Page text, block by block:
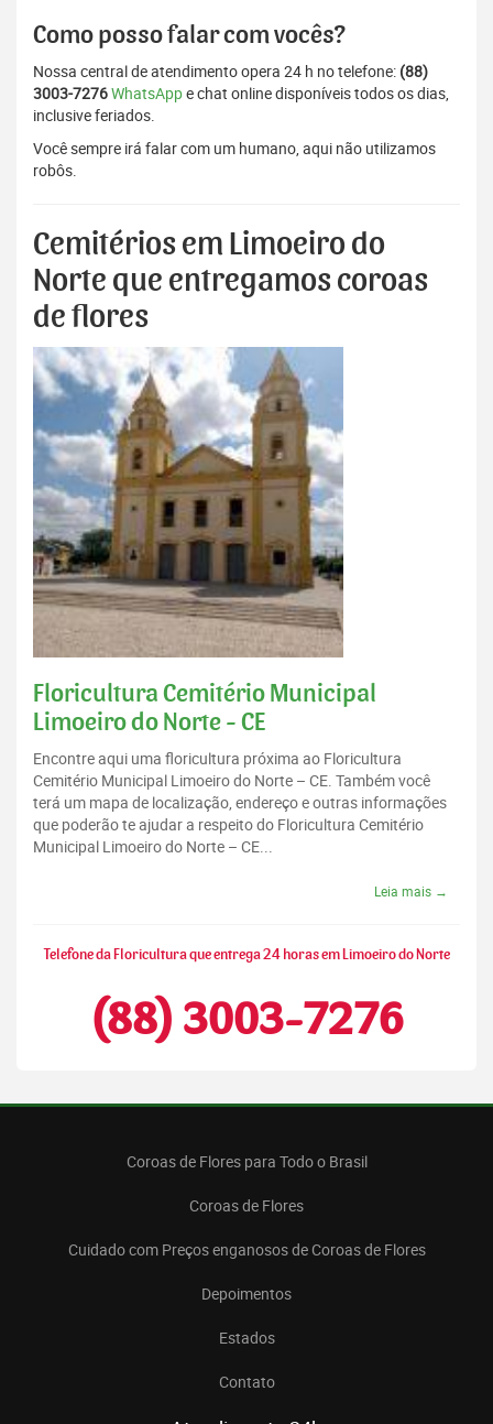
Como posso falar com vocês?
Nossa central de atendimento opera 24 h no telefone: (88)
3003-7276WhatsAppe chat online disponíveis todos os dias,
inclusive feriados.
Você sempre irá falar com um humano, aqui não utilizamos
robôs.
Cemitérios em Limoeiro do
Norte que entregamos coroas
de flores
Floricultura Cemitério Municipal
Limoeiro do Norte - CE
Encontre aqui uma floricultura próxima ao Floricultura
Cemitério Municipal Limoeiro do Norte – CE. Também você
terá um mapa de localização, endereço e outras informações
que poderão te ajudar a respeito do Floricultura Cemitério
Municipal Limoeiro do Norte – CE...
Leia mais →
Telefone da Floricultura que entrega 24 horas em Limoeiro do Norte
(88) 3003-7276
Coroas de Flores para Todo o Brasil
Coroas de Flores
Cuidado com Preços enganosos de Coroas de Flores
Depoimentos
Estados
Contato